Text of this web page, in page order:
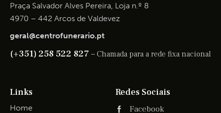
Praça Salvador Alves Pereira, Loja n.º 8
4970 – 442 Arcos de Valdevez
geral@centrofunerario.pt
(+351) 258 522 827 – Chamada para a rede fixa nacional
Links
Home
Redes Sociais
Facebook